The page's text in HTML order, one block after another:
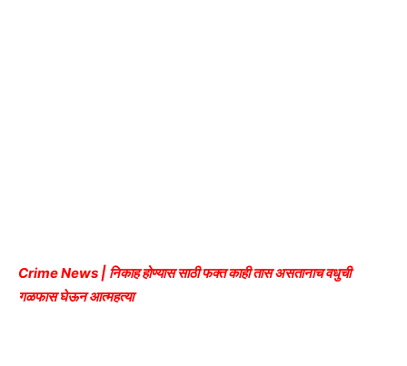
Crime News | निकाह होण्यास साठी फक्त काही तास असतानाच वधुची
गळफास घेऊन आत्महत्या